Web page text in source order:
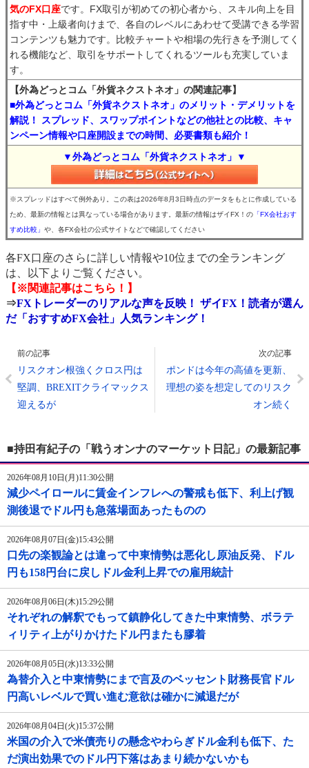
気のFX口座です。FX取引が初めての初心者から、スキル向上を目
指す中・上級者向けまで、各自のレベルにあわせて受講できる学習
コンテンツも魅力です。比較チャートや相場の先行きを予測してく
れる機能など、取引をサポートしてくれるツールも充実していま
す。
【外為どっとコム「外貨ネクストネオ」の関連記事】
■外為どっとコム「外貨ネクストネオ」のメリット・デメリットを
解説！ スプレッド、スワップポイントなどの他社との比較、キャ
ンペーン情報や口座開設までの時間、必要書類も紹介！
▼外為どっとコム「外貨ネクストネオ」▼
※スプレッドはすべて例外あり。この表は2026年8月3日時点のデータをもとに作成している
ため、最新の情報とは異なっている場合があります。最新の情報はザイFX！の 「FX会社おす
すめ比較」 や、各FX会社の公式サイトなどで確認してください
各FX口座のさらに詳しい情報や10位までの全ランキング
は、以下よりご覧ください。
【※関連記事はこちら！】
⇒FXトレーダーのリアルな声を反映！ ザイFX！読者が選ん
だ「おすすめFX会社」人気ランキング！
前の記事
リスクオン根強くクロス円は
堅調、BREXITクライマックス
迎えるが
次の記事
ポンドは今年の高値を更新、
理想の姿を想定してのリスク
オン続く
■持田有紀子の「戦うオンナのマーケット日記」の最新記事
2026年08月10日(月)11:30公開
減少ペイロールに賃金インフレへの警戒も低下、利上げ観
測後退でドル円も急落場面あったものの
2026年08月07日(金)15:43公開
口先の楽観論とは違って中東情勢は悪化し原油反発、ドル
円も158円台に戻しドル金利上昇での雇用統計
2026年08月06日(木)15:29公開
それぞれの解釈でもって鎮静化してきた中東情勢、ボラテ
ィリティ上がりかけたドル円またも膠着
2026年08月05日(水)13:33公開
為替介入と中東情勢にまで言及のベッセント財務長官ドル
円高いレベルで買い進む意欲は確かに減退だが
2026年08月04日(火)15:37公開
米国の介入で米債売りの懸念やわらぎドル金利も低下、た
だ演出効果でのドル円下落はあまり続かないかも